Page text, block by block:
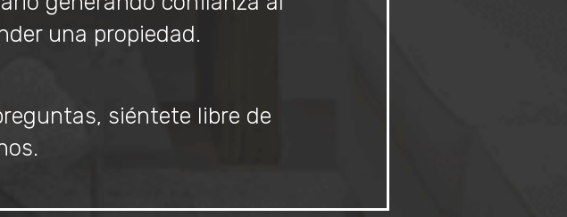
una propiedad.
siéntete libre de